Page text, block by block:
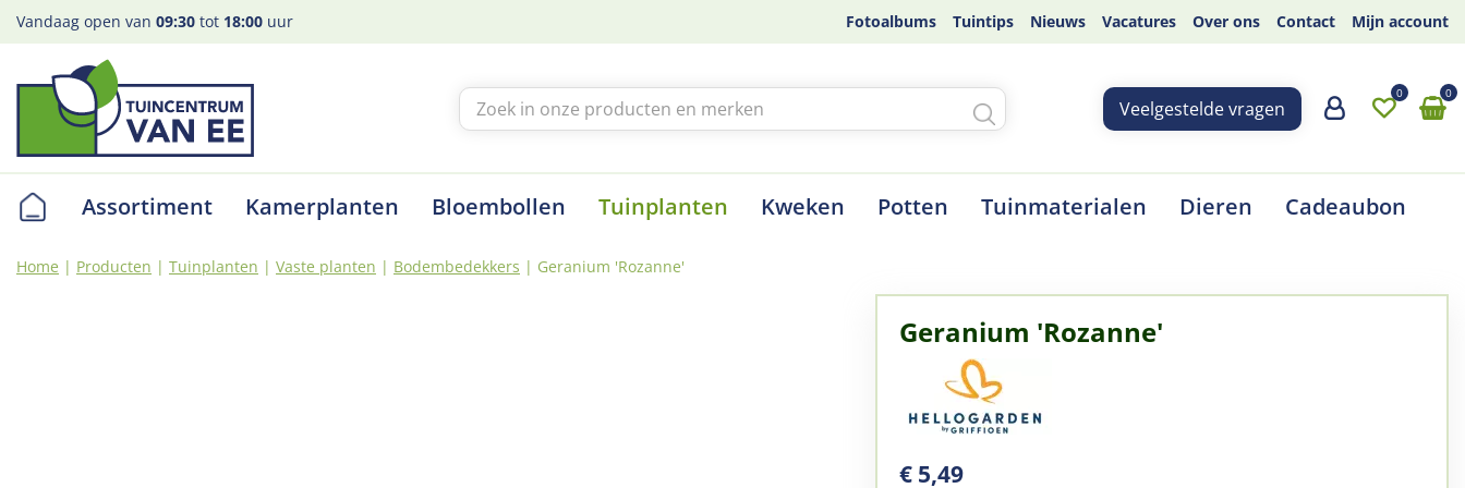
Ga
naar
Home Producten Tuinplanten Vaste planten Bodembedekkers Geranium 'Rozanne'
Vandaag open van 09:30 tot 18:00 uur Fotoalbums Tuintips Nieuws Vacatures Over ons Contact Mijn account
Veelgestelde vragen
Assortiment Kamerplanten Bloembollen Tuinplanten Kweken Potten Tuinmaterialen Dieren Cadeaubon
Geranium 'Rozanne'
€ 5,49